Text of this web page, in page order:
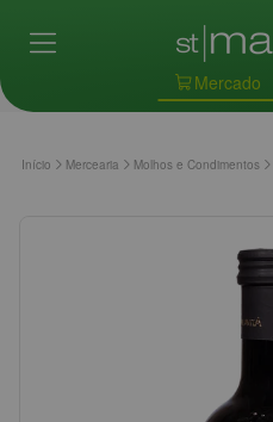
Mercado
Início Mercearia Molhos e Condimentos